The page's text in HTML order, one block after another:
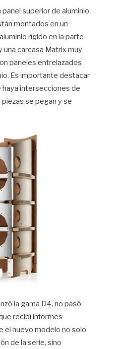
panel superior de aluminio
montados en un
rígido en la parte
carcasa Matrix muy
paneles entrelazados
Es importante destacar
intersecciones de
se pegan y se
la gama D4, no pasó
recibí informes
el nuevo modelo no solo
de la serie, sino